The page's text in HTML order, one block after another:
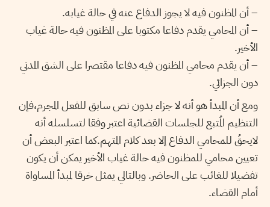
– أن المظنون فيه لا يجوز الدفاع عنه في حالة غيابه.
– أن المحامي يقدم دفاعا مكتوبا على المظنون فيه حالة غياب
الأخير.
– أن يقدم محامي المظنون فيه دفاعا مقتصرا على الشق المدني
دون الجزائي.
ومع أن المبدأ هو أنه لا جزاء بدون نص سابق للفعل المجرم،فإن
التنظيم المُتبع للجلسات القضائية اعتبر وفقا لتسلسله أنه
لايحقُ للمحامي الدفاع إلا بعد كلام المتهم.كما اعتبر البعض أن
تعيين محامي للمظنون فيه حالة غياب الأخير يمكن أن يكون
تفضيلا للغائب على الحاضر. وبالتالي يمثل خرقا لمبدأ المساواة
أمام القضاء.